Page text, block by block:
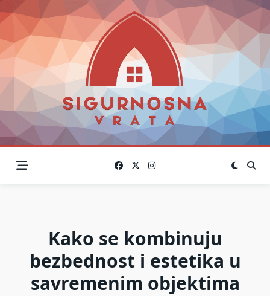
Skip
to
content
Kako se kombinuju
bezbednost i estetika u
savremenim objektima